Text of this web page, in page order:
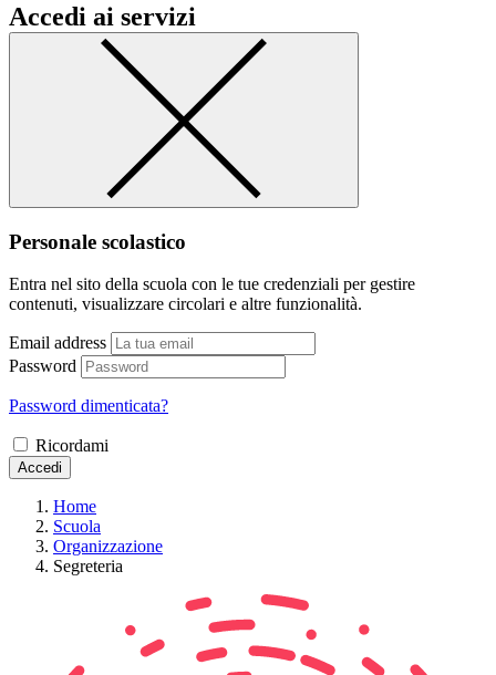
Accedi ai servizi
Personale scolastico
Entra nel sito della scuola con le tue credenziali per gestire
contenuti, visualizzare circolari e altre funzionalità.
Email address
Password
Password dimenticata?
Ricordami
Accedi
Home
Scuola
Organizzazione
Segreteria